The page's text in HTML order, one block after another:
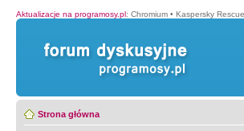
Aktualizacje na programosy.pl: Chromium • Kaspersky
Strona główna